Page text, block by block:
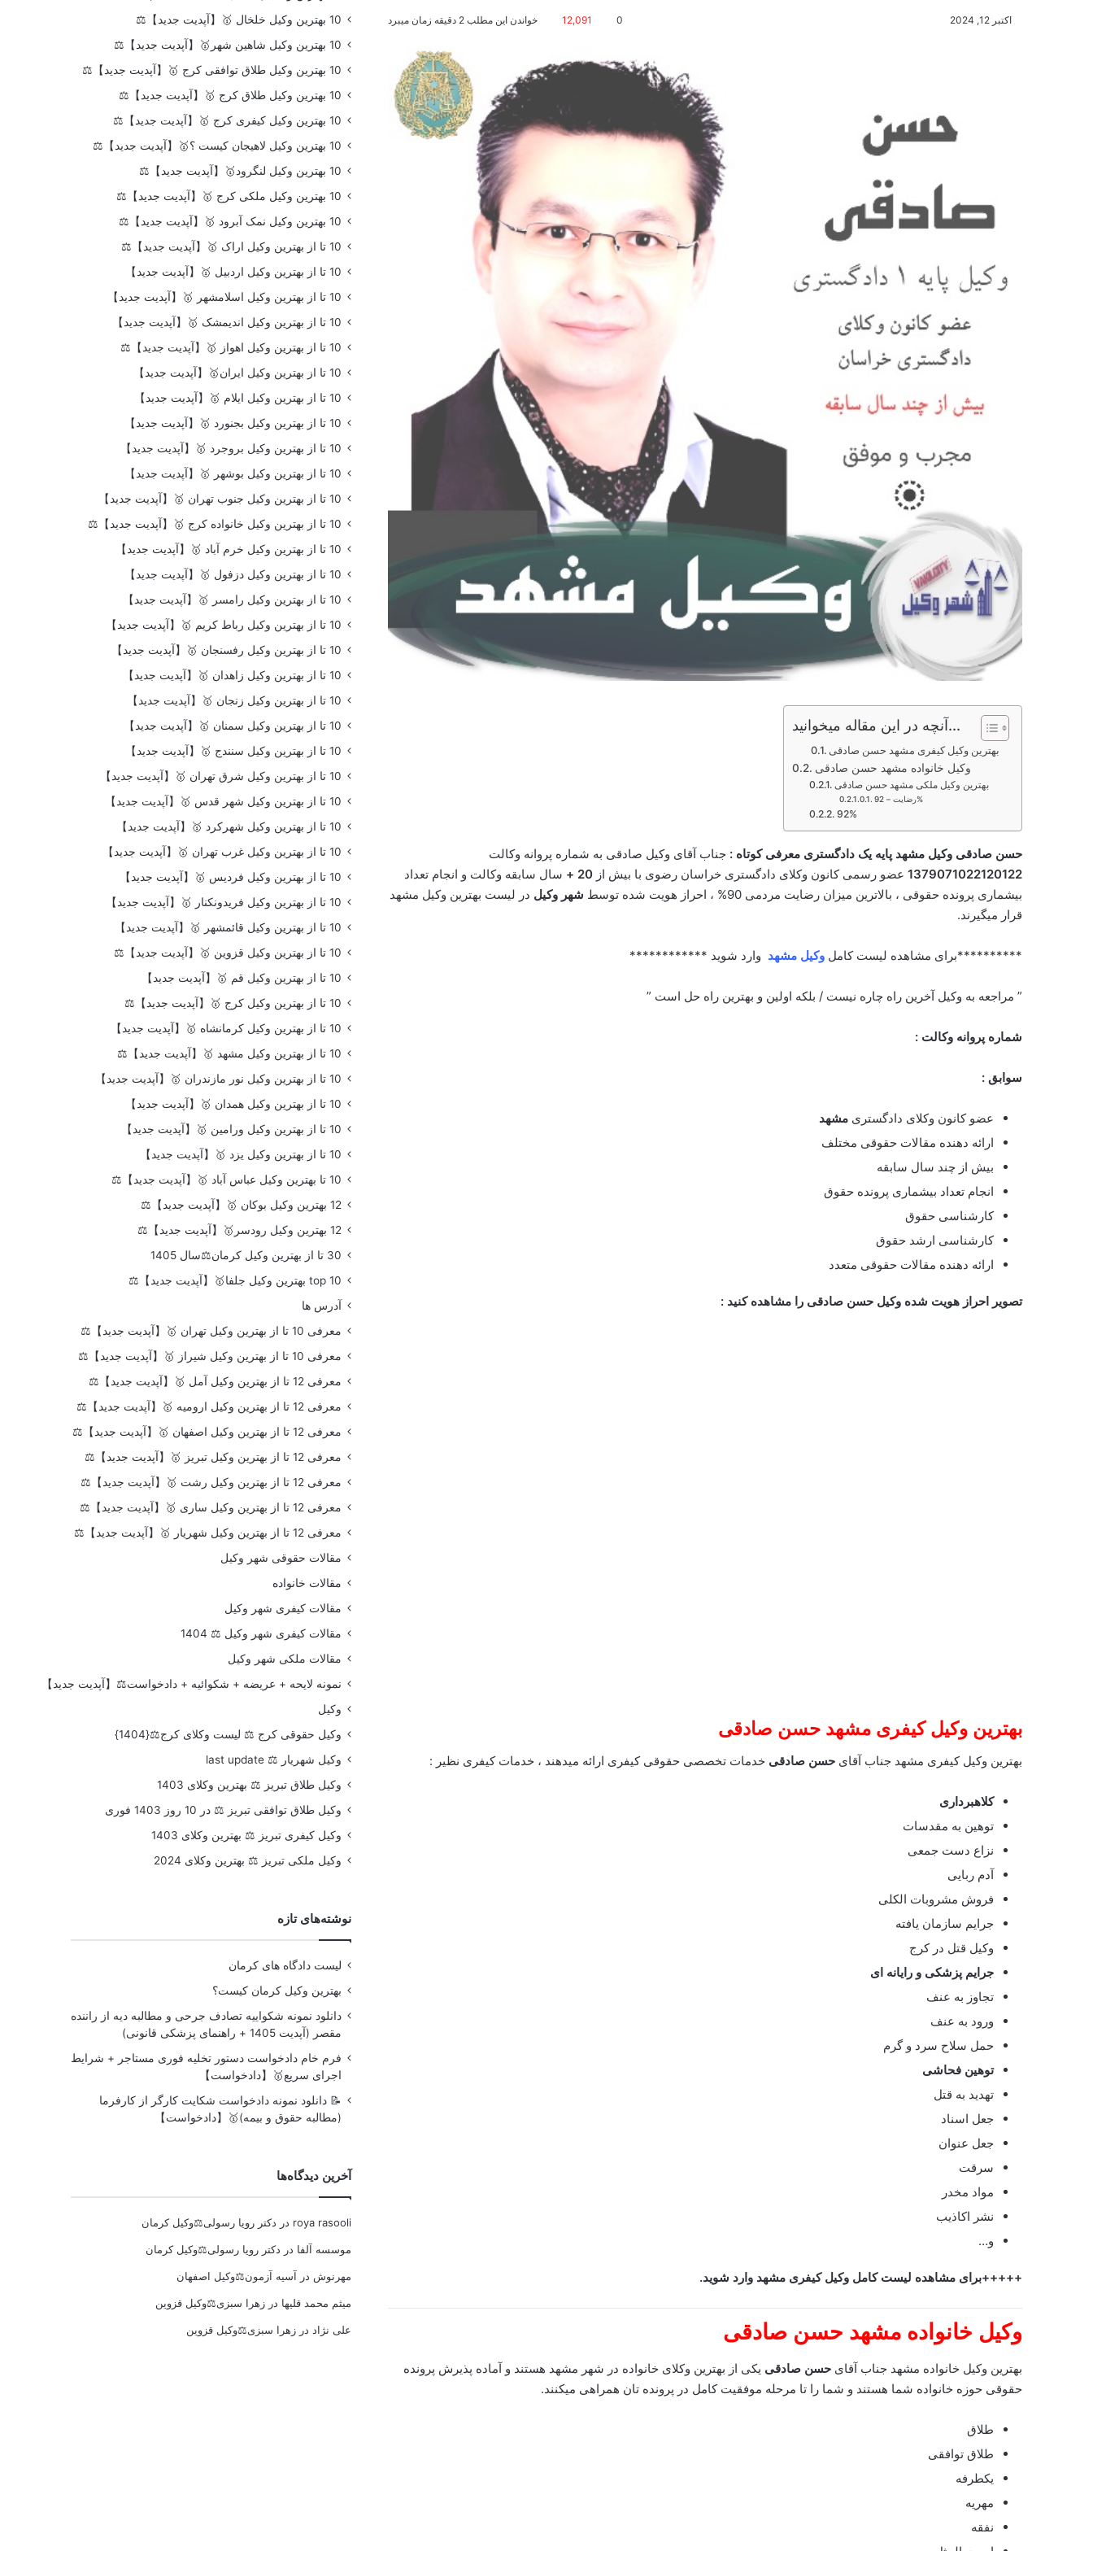
اکتبر 12, 2024 0
12,091 خواندن این مطلب 2 دقیقه زمان میبرد
آنچه در این مقاله میخوانید...
بهترین وکیل کیفری مشهد حسن صادقی
وکیل خانواده مشهد حسن صادقی
بهترین وکیل ملکی مشهد حسن صادقی
رضایت – 92%
92%
حسن صادقی وکیل مشهد پایه یک دادگستری معرفی کوتاه : جناب آقای وکیل صادقی به شماره پروانه وکالت
1379071022120122 عضو رسمی کانون وکلای دادگستری خراسان رضوی با بیش از
سال سابقه وکالت و انجام تعداد
بیشماری پرونده حقوقی ، بالاترین میزان رضایت مردمی 90% ، احراز هویت شده توسط
شهر وکیل در لیست بهترین وکیل مشهد
قرار میگیرند.
**********برای مشاهده لیست کامل وکیل مشهد وارد شوید ************
” مراجعه به وکیل آخرین راه چاره نیست / بلکه اولین و بهترین راه حل است ”
شماره پروانه وکالت :
سوابق :
عضو کانون وکلای دادگستری مشهد
ارائه دهنده مقالات حقوقی مختلف
بیش از چند سال سابقه
انجام تعداد بیشماری پرونده حقوق
کارشناسی حقوق
کارشناسی ارشد حقوق
ارائه دهنده مقالات حقوقی متعدد
تصویر احراز هویت شده وکیل حسن صادقی را مشاهده کنید :
بهترین وکیل کیفری مشهد حسن صادقی
بهترین وکیل کیفری مشهد جناب آقای حسن صادقی خدمات تخصصی حقوقی کیفری ارائه میدهند ، خدمات کیفری نظیر :
کلاهبرداری
توهین به مقدسات
نزاع دست جمعی
آدم ربایی
فروش مشروبات الکلی
جرایم سازمان یافته
وکیل قتل در کرج
جرایم پزشکی و رایانه ای
تجاوز به عنف
ورود به عنف
حمل سلاح سرد و گرم
توهین فحاشی
تهدید به قتل
جعل اسناد
جعل عنوان
سرقت
مواد مخدر
نشر اکاذیب
و…
+++++برای مشاهده لیست کامل وکیل کیفری مشهد وارد شوید.
وکیل خانواده مشهد حسن صادقی
بهترین وکیل خانواده مشهد جناب آقای حسن صادقی یکی از بهترین وکلای خانواده در شهر مشهد هستند و آماده پذیرش پرونده
حقوقی حوزه خانواده شما هستند و شما را تا مرحله موفقیت کامل در پرونده تان همراهی میکنند.
طلاق
طلاق توافقی
یکطرفه
مهریه
نفقه
10 بهترین وکیل خلخال 🥇【آپدیت جدید】⚖️
10 بهترین وکیل شاهین شهر🥇【آپدیت جدید】⚖️
10 بهترین وکیل طلاق توافقی کرج 🥇【آپدیت جدید】⚖️
10 بهترین وکیل طلاق کرج 🥇【آپدیت جدید】⚖️
10 بهترین وکیل کیفری کرج 🥇【آپدیت جدید】⚖️
10 بهترین وکیل لاهیجان کیست ؟🥇【آپدیت جدید】⚖️
10 بهترین وکیل لنگرود🥇【آپدیت جدید】⚖️
10 بهترین وکیل ملکی کرج 🥇【آپدیت جدید】⚖️
10 بهترین وکیل نمک آبرود 🥇【آپدیت جدید】⚖️
10 تا از بهترین وکیل اراک 🥇【آپدیت جدید】⚖️
10 تا از بهترین وکیل اردبیل 🥇【آپدیت جدید】
10 تا از بهترین وکیل اسلامشهر 🥇【آپدیت جدید】
10 تا از بهترین وکیل اندیمشک 🥇【آپدیت جدید】
10 تا از بهترین وکیل اهواز 🥇【آپدیت جدید】⚖️
10 تا از بهترین وکیل ایران🥇【آپدیت جدید】
10 تا از بهترین وکیل ایلام 🥇【آپدیت جدید】
10 تا از بهترین وکیل بجنورد 🥇【آپدیت جدید】
10 تا از بهترین وکیل بروجرد 🥇【آپدیت جدید】
10 تا از بهترین وکیل بوشهر 🥇【آپدیت جدید】
10 تا از بهترین وکیل جنوب تهران 🥇【آپدیت جدید】
10 تا از بهترین وکیل خانواده کرج 🥇【آپدیت جدید】⚖️
10 تا از بهترین وکیل خرم آباد 🥇【آپدیت جدید】
10 تا از بهترین وکیل دزفول 🥇【آپدیت جدید】
10 تا از بهترین وکیل رامسر 🥇【آپدیت جدید】
10 تا از بهترین وکیل رباط کریم 🥇【آپدیت جدید】
10 تا از بهترین وکیل رفسنجان 🥇【آپدیت جدید】
10 تا از بهترین وکیل زاهدان 🥇【آپدیت جدید】
10 تا از بهترین وکیل زنجان 🥇【آپدیت جدید】
10 تا از بهترین وکیل سمنان 🥇【آپدیت جدید】
10 تا از بهترین وکیل سنندج 🥇【آپدیت جدید】
10 تا از بهترین وکیل شرق تهران 🥇【آپدیت جدید】
10 تا از بهترین وکیل شهر قدس 🥇【آپدیت جدید】
10 تا از بهترین وکیل شهرکرد 🥇【آپدیت جدید】
10 تا از بهترین وکیل غرب تهران 🥇【آپدیت جدید】
10 تا از بهترین وکیل فردیس 🥇【آپدیت جدید】
10 تا از بهترین وکیل فریدونکنار 🥇【آپدیت جدید】
10 تا از بهترین وکیل قائمشهر 🥇【آپدیت جدید】
10 تا از بهترین وکیل قزوین 🥇【آپدیت جدید】⚖️
10 تا از بهترین وکیل قم 🥇【آپدیت جدید】
10 تا از بهترین وکیل کرج 🥇【آپدیت جدید】⚖️
10 تا از بهترین وکیل کرمانشاه 🥇【آپدیت جدید】
10 تا از بهترین وکیل مشهد 🥇【آپدیت جدید】⚖️
10 تا از بهترین وکیل نور مازندران 🥇【آپدیت جدید】
10 تا از بهترین وکیل همدان 🥇【آپدیت جدید】
10 تا از بهترین وکیل ورامین 🥇【آپدیت جدید】
10 تا از بهترین وکیل یزد 🥇【آپدیت جدید】
10 تا بهترین وکیل عباس آباد 🥇【آپدیت جدید】⚖️
12 بهترین وکیل بوکان 🥇【آپدیت جدید】⚖️
12 بهترین وکیل رودسر🥇【آپدیت جدید】⚖️
30 تا از بهترین وکیل کرمان⚖️سال 1405
top 10 بهترین وکیل جلفا🥇【آپدیت جدید】⚖️
آدرس ها
معرفی 10 تا از بهترین وکیل تهران 🥇【آپدیت جدید】⚖️
معرفی 10 تا از بهترین وکیل شیراز 🥇【آپدیت جدید】⚖️
معرفی 12 تا از بهترین وکیل آمل 🥇【آپدیت جدید】⚖️
معرفی 12 تا از بهترین وکیل ارومیه 🥇【آپدیت جدید】⚖️
معرفی 12 تا از بهترین وکیل اصفهان 🥇【آپدیت جدید】⚖️
معرفی 12 تا از بهترین وکیل تبریز 🥇【آپدیت جدید】⚖️
معرفی 12 تا از بهترین وکیل رشت 🥇【آپدیت جدید】⚖️
معرفی 12 تا از بهترین وکیل ساری 🥇【آپدیت جدید】⚖️
معرفی 12 تا از بهترین وکیل شهریار 🥇【آپدیت جدید】⚖️
مقالات حقوقی شهر وکیل
مقالات خانواده
مقالات کیفری شهر وکیل
مقالات کیفری شهر وکیل ⚖️ 1404
مقالات ملکی شهر وکیل
نمونه لایحه + عریضه + شکوائیه + دادخواست⚖️【آپدیت جدید】
وکیل
وکیل حقوقی کرج ⚖️ لیست وکلای کرج⚖️{1404}
وکیل شهریار ⚖️ last update
وکیل طلاق تبریز ⚖️ بهترین وکلای 1403
وکیل طلاق توافقی تبریز ⚖️ در 10 روز 1403 فوری
وکیل کیفری تبریز ⚖️ بهترین وکلای 1403
وکیل ملکی تبریز ⚖️ بهترین وکلای 2024
نوشته‌های تازه
لیست دادگاه های کرمان
بهترین وکیل کرمان کیست؟
دانلود نمونه شکواییه تصادف جرحی و مطالبه دیه از راننده
مقصر (آپدیت 1405 + راهنمای پزشکی قانونی)
فرم خام دادخواست دستور تخلیه فوری مستاجر + شرایط
اجرای سریع🥇【دادخواست】
📝 دانلود نمونه دادخواست شکایت کارگر از کارفرما
(مطالبه حقوق و بیمه)🥇【دادخواست】
آخرین دیدگاه‌ها
roya rasooli در دکتر رویا رسولی⚖️وکیل کرمان
موسسه آلفا در دکتر رویا رسولی⚖️وکیل کرمان
مهرنوش در آسیه آزمون⚖️وکیل اصفهان
میثم محمد قلیها درزهرا سبزی⚖️وکیل قزوین
علی نژاد درزهرا سبزی⚖️وکیل قزوین